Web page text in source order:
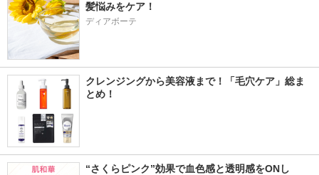
髪悩みをケア！
ディアボーテ
クレンジングから美容液まで！「毛穴ケア」総ま
とめ！
“さくらピンク”効果で血色感と透明感をONし